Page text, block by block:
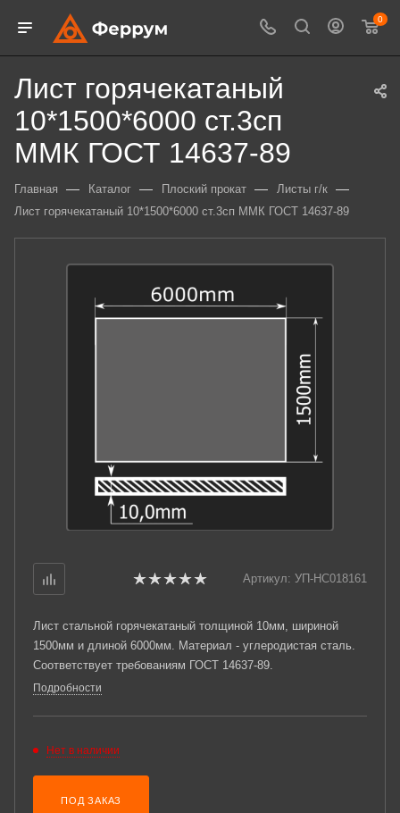
0
Лист горячекатаный
10*1500*6000 ст.3сп
ММК ГОСТ 14637-89
Главная — Каталог — Плоский прокат — Листы г/к —
Лист горячекатаный 10*1500*6000 ст.3сп ММК ГОСТ 14637-89
Артикул: УП-НС018161
Лист стальной горячекатаный толщиной 10мм, шириной
1500мм и длиной 6000мм. Материал - углеродистая сталь.
Соответствует требованиям ГОСТ 14637-89.
Подробности
Нет в наличии
ПОД ЗАКАЗ